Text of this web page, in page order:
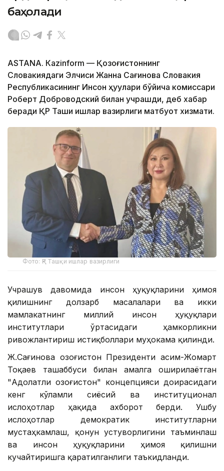
баҳолади
ASTANА. Кazinform — Қозоғистоннинг
Словакиядаги Элчиси Жанна Сағинова Словакия
Республикасининг Инсон ҳуқуқлари бўйича комиссари
Роберт Доброводский билан учрашди, деб хабар
беради ҚР Ташқи ишлар вазирлиги матбуот хизмати.
Фото: ҚР Ташқи ишлар вазирлиги
Учрашув давомида инсон ҳуқуқларини ҳимоя
қилишнинг долзарб масалалари ва икки
мамлакатнинг миллий инсон ҳуқуқлари
институтлари ўртасидаги ҳамкорликни
ривожлантириш истиқболлари муҳокама қилинди.
Ж.Сағинова Қозоғистон Президенти Қасим-Жомарт
Тоқаев ташаббуси билан амалга оширилаётган
"Адолатли Қозоғистон" концепцияси доирасидаги
кенг кўламли сиёсий ва институционал
ислоҳотлар ҳақида ахборот берди. Ушбу
ислоҳотлар демократик институтларни
мустаҳкамлаш, қонун устуворлигини таъминлаш
ва инсон ҳуқуқларини ҳимоя қилишни
кучайтиришга қаратилганлиги таъкидланди.